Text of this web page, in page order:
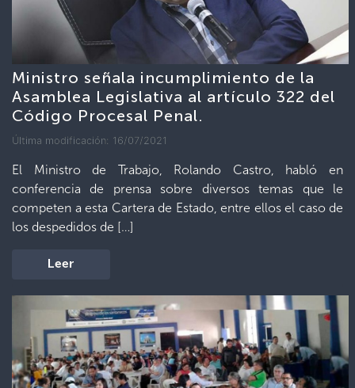
Ministro señala incumplimiento de la
Asamblea Legislativa al artículo 322 del
Código Procesal Penal.
Última modificación: 16/07/2021
El Ministro de Trabajo, Rolando Castro, habló en
conferencia de prensa sobre diversos temas que le
competen a esta Cartera de Estado, entre ellos el caso de
los despedidos de […]
Leer